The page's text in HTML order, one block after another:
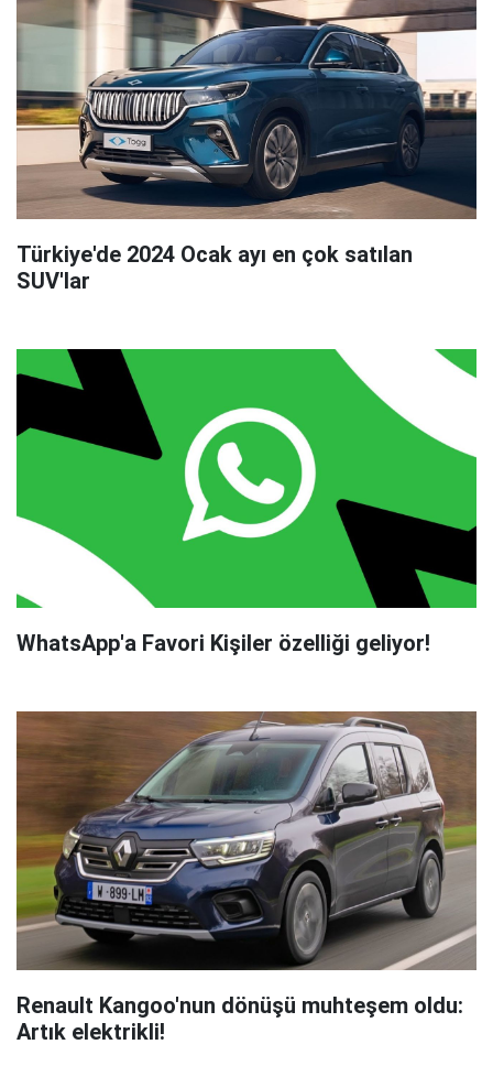
Türkiye'de 2024 Ocak ayı en çok satılan
SUV'lar
WhatsApp'a Favori Kişiler özelliği geliyor!
Renault Kangoo'nun dönüşü muhteşem oldu:
Artık elektrikli!